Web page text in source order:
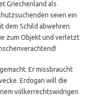
Griechenland als
seien ein
dem Schild abwehren
zum Objekt und verletzt
Er missbraucht
Erdogan will die
völkerrechtswidrigen